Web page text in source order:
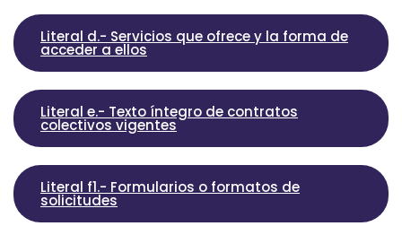
Literal d.- Servicios que ofrece y la forma de
acceder a ellos
Literal e.- Texto íntegro de contratos
colectivos vigentes
Literal f1.- Formularios o formatos de
solicitudes